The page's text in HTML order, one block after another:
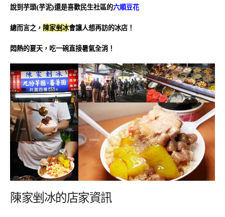
說到芋頭(芋泥)還是喜歡民生社區的六順豆花
總而言之， 陳家剉冰會讓人想再訪的冰店！
悶熱的夏天，吃一碗直接暑氣全消！
陳家剉冰的店家資訊